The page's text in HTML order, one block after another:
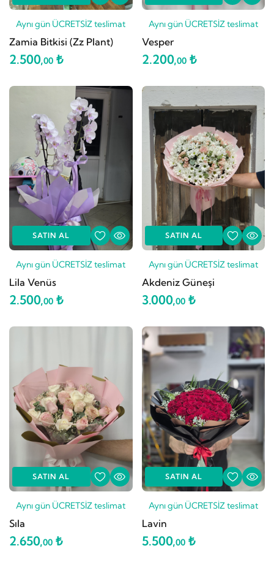
Aynı gün ÜCRETSİZ teslimat
Zamia Bitkisi (Zz Plant)
2.500,00 ₺
Aynı gün ÜCRETSİZ teslimat
Vesper
2.200,00₺
SATIN AL
Aynı gün ÜCRETSİZ teslimat
Lila Venüs
2.500,00 ₺
SATIN AL
Aynı gün ÜCRETSİZ teslimat
Akdeniz Güneşi
3.000,00₺
SATIN AL
Aynı gün ÜCRETSİZ teslimat
Sıla
2.650,00 ₺
SATIN AL
Aynı gün ÜCRETSİZ teslimat
Lavin
5.500,00₺